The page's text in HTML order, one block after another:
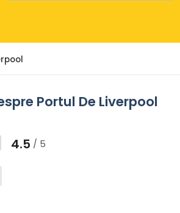
Portul De Liverpool
4.5 / 5